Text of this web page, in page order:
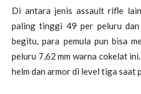
Di antara jenis assault rifle
paling tinggi 49 per peluru
begitu, para pemula pun bisa
peluru 7,62 mm warna cokelat
helm dan armor di level tiga saat